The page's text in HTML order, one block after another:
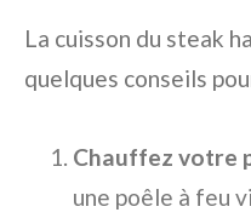
La cuisson du steak
quelques conseils
Chauffez votre
une poêle à feu